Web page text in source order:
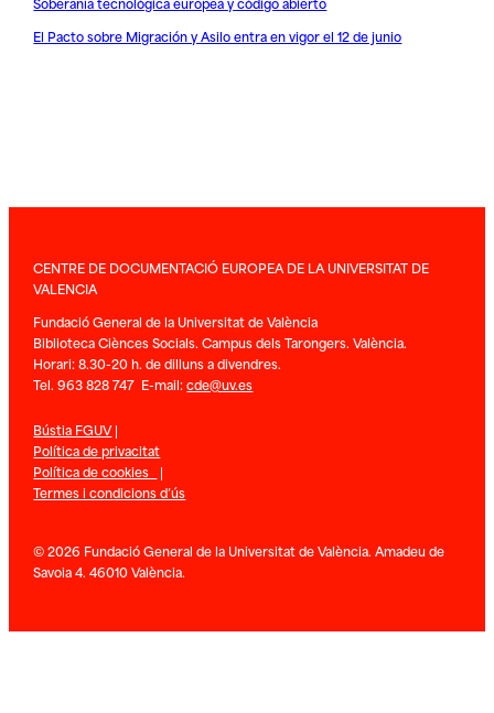
El Pacto sobre Migración y Asilo entra en vigor el 12 de junio
CENTRE DE DOCUMENTACIÓ EUROPEA DE LA UNIVERSITAT DE
VALENCIA
Fundació General de la Universitat de València
Biblioteca Ciènces Socials. Campus dels Tarongers. València.
Horari: 8.30-20 h. de dilluns a divendres.
Tel. 963 828 747 E-mail:cde@uv.es
Bústia FGUV|
Política de privacitat
Política de cookies |
Termes i condicions d’ús
© 2026 Fundació General de la Universitat de València. Amadeu de
Savoia 4. 46010 València.